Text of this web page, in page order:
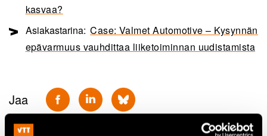
kasvaa?
Asiakastarina: Case: Valmet Automotive – Kysynnän
epävarmuus vauhdittaa liiketoiminnan uudistamista
Jaa